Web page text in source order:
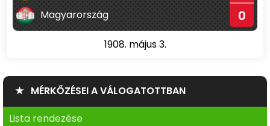
Magyarország 0
1908. május 3.
★ MÉRKŐZÉSEI A VÁLOGATOTTBAN
Lista rendezése